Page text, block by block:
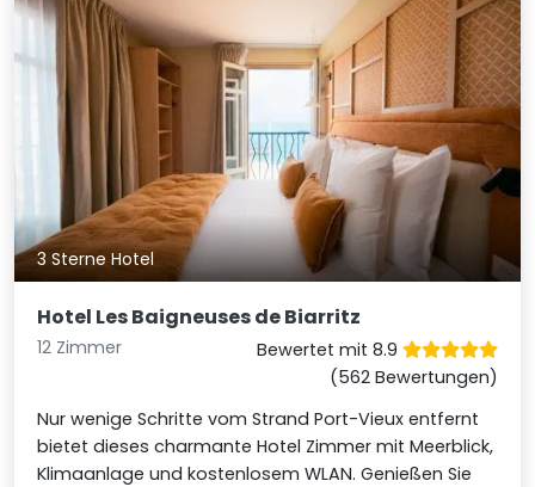
3 Sterne Hotel
Hotel Les Baigneuses de Biarritz
12 Zimmer
Bewertet mit 8.9
(562 Bewertungen)
Nur wenige Schritte vom Strand Port-Vieux entfernt
bietet dieses charmante Hotel Zimmer mit Meerblick,
Klimaanlage und kostenlosem WLAN. Genießen Sie